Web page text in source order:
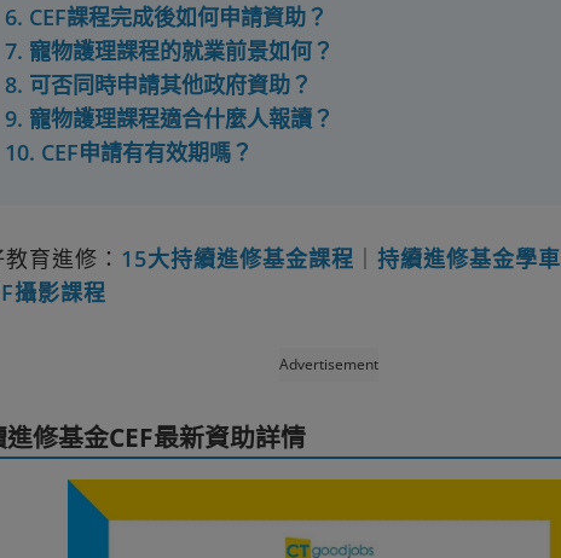
6. CEF課程完成後如何申請資助？
7. 寵物護理課程的就業前景如何？
8. 可否同時申請其他政府資助？
9. 寵物護理課程適合什麼人報讀？
10. CEF申請有有效期嗎？
育進修： 15大持續進修基金課程 持續進修基金學車
攝影課程
Advertisement
修基金CEF最新資助詳情